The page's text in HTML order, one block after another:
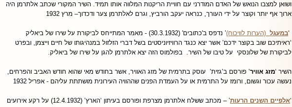
ושואן למצבו הנואש של האדם המודרני עם חוויית הריקנות המלווה אותו תמיד. השיר המקורי שכתב אלתרמן היה
ארוך אף יותר וקוצר על ידי העורך, כנראה יעקב הורביץ, וגרם לאלתרמן צער ודכדוך– מרץ 1932
‘במעגל (הערות לוויכוח)
’ נדפס ב'כתובים' (30.3.1932) - מאמר המתייחס לביקורת על שירו של ביאליק
‘ראיתיכם שוב בקוצר ידכם’ אשר יצא כנגד הרוויזיוניסטים בשל דברי הזלזול במנהיגותו של חיים וייצמן, ובפרט
לביקורת של שלונסקי על טיבו של השיר. בפולמוס הזה יצא אלתרמן להגן על שירו של ביאליק.
השיר ‘מזג אוויר’ פורסם ב’גזית’ עוסק בתרמית של מזג האוויר, אשר בחודש מאי שהוא חודש האביב והפרחים,
נעשה עכור וגשום, ורומז על התרמית או על העמדת הפנים שההוויה העירונית מושתתת עליהם - אפריל 1932
‘אלפיים השנים הרעות
’ – מכתב ששלח אלתרמן מצרפת ופורסם בעיתון ‘הארץ’ (12.4.1932) על רקע אירועים